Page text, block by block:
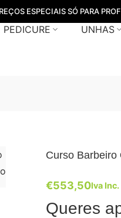
ESPECIAIS SÓ PARA
UNHAS
Curso Barbeiro
€553,50Iva Inc.
Queres